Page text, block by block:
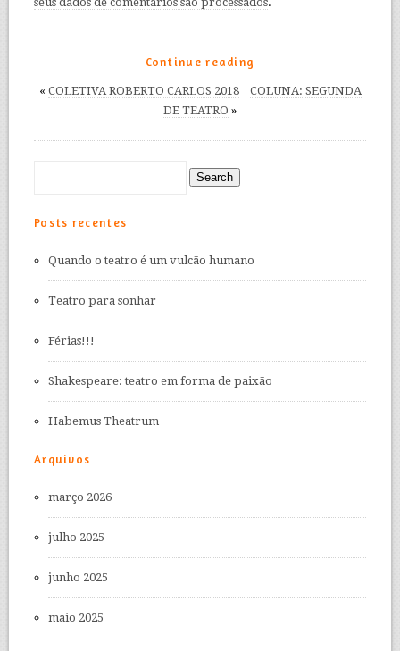
Continue reading
« COLETIVA ROBERTO CARLOS 2018
COLUNA: SEGUNDA
DE TEATRO »
Posts recentes
Quando o teatro é um vulcão humano
Teatro para sonhar
Férias!!!
Shakespeare: teatro em forma de paixão
Habemus Theatrum
Arquivos
março 2026
julho 2025
junho 2025
maio 2025